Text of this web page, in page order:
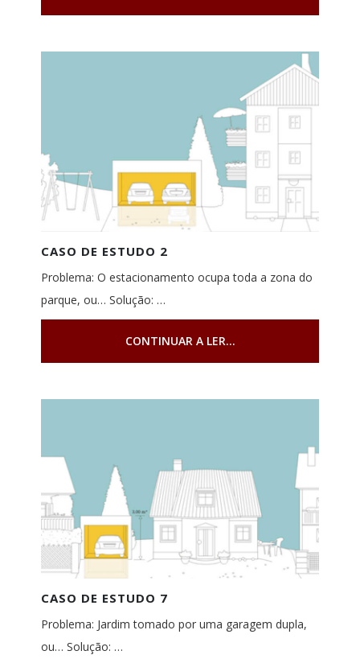
CASO DE ESTUDO 2
Problema: O estacionamento ocupa toda a zona do
parque, ou… Solução: …
CONTINUAR A LER...
CASO DE ESTUDO 7
Problema: Jardim tomado por uma garagem dupla,
ou… Solução: …